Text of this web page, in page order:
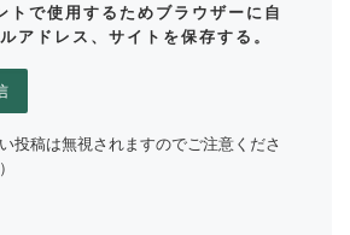
トで使用するためブラウザーに自
アドレス、サイトを保存する。
投稿は無視されますのでご注意くださ